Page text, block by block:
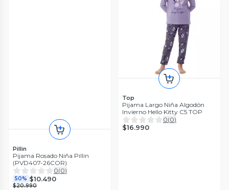
Pillin
Pijama Rosado Niña Pillin
(PVD407-26COR)
0(0)
50% $10.490
$20.990
Top
Pijama Largo Niña Algodón
Invierno Hello Kitty C5 TOP
0(0)
$16.990